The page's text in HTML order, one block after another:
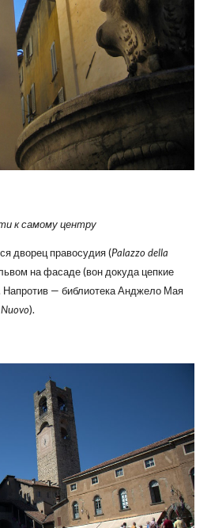
к самому центру
дворец правосудия (Palazzo della
на фасаде (вон докуда цепкие
Напротив — библиотека Анджело Мая
).